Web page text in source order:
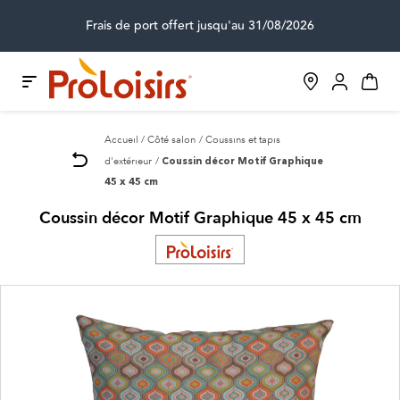
Frais de port offert jusqu'au 31/08/2026
Accueil Côté salon
Coussins et tapis
d'extérieur
Coussin décor Motif Graphique
45 x 45 cm
Coussin décor Motif Graphique 45 x 45 cm